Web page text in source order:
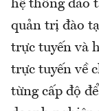
hệ thống đào
quản trị đào
trực tuyến và
trực tuyến về
từng cấp độ